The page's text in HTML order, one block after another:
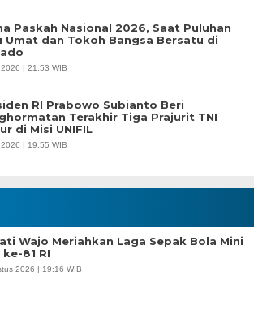
Paskah Nasional 2026, Saat Puluhan
Umat dan Tokoh Bangsa Bersatu di
2026 | 21:53 WIB
RI Prabowo Subianto Beri
Terakhir Tiga Prajurit TNI
di Misi UNIFIL
2026 | 19:55 WIB
Wajo Meriahkan Laga Sepak Bola Mini
ke-81 RI
2026 | 19:16 WIB